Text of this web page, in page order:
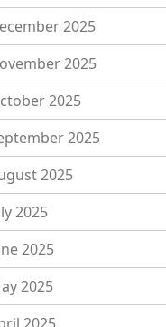
2025
2025
2025
2025
2025
2025
2025
2025